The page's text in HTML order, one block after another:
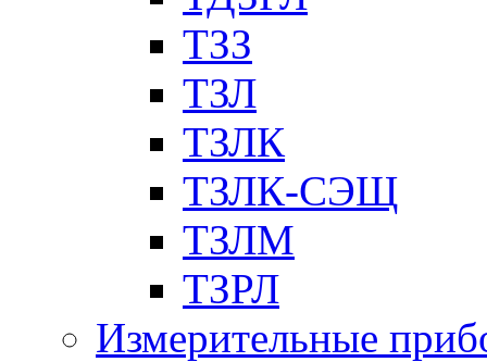
ТЗЗ
ТЗЛ
ТЗЛК
ТЗЛК-СЭЩ
ТЗЛМ
ТЗРЛ
Измерительные